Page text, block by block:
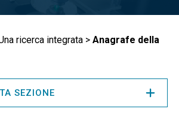
ricerca integrata
Anagrafe della
SEZIONE